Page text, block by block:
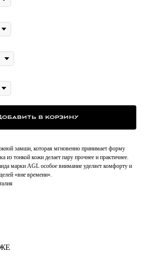
в корзину
замши, которая мгновенно принимает форму
из тонкой кожи делает пару прочнее и практичнее.
марки AGL особое внимание уделяет комфорту и
«вне времени».